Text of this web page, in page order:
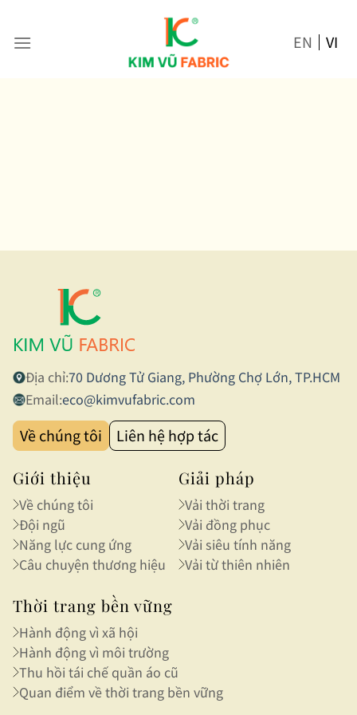
content
EN VI
Địa chỉ:70 Dương Tử Giang, Phường Chợ Lớn, TP.HCM
Email:eco@kimvufabric.com
Về chúng tôi Liên hệ hợp tác
Giới thiệu
Về chúng tôi
Đội ngũ
Năng lực cung ứng
Câu chuyện thương hiệu
Giải pháp
Vải thời trang
Vải đồng phục
Vải siêu tính năng
Vải từ thiên nhiên
Thời trang bền vững
Hành động vì xã hội
Hành động vì môi trường
Thu hồi tái chế quần áo cũ
Quan điểm về thời trang bền vững